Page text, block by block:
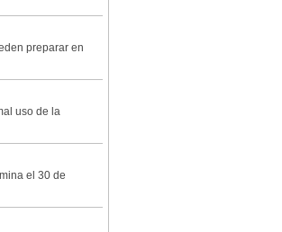
preparar en
uso de la
el 30 de